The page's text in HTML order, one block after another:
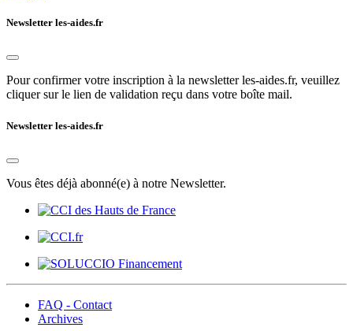
Newsletter les-aides.fr
Pour confirmer votre inscription à la newsletter les-aides.fr, veuillez
cliquer sur le lien de validation reçu dans votre boîte mail.
Newsletter les-aides.fr
Vous êtes déjà abonné(e) à notre Newsletter.
FAQ - Contact
Archives